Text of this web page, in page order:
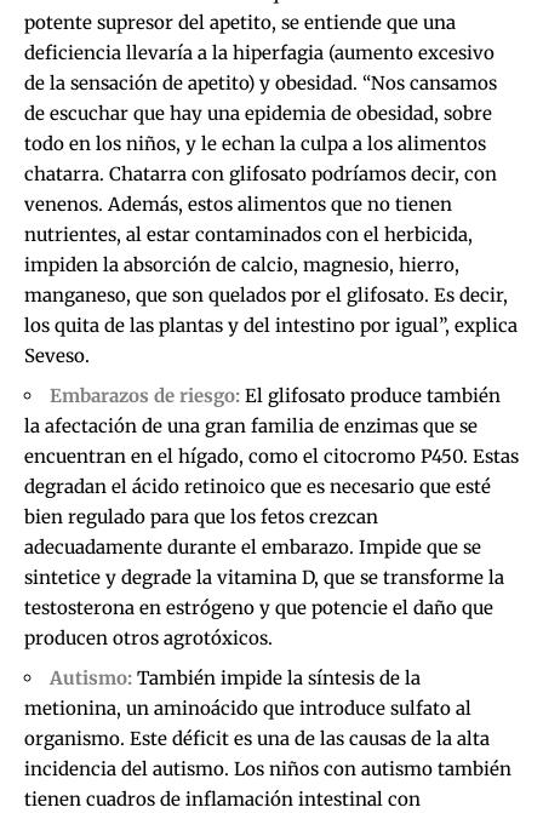
potente supresor del apetito, se entiende que una
deficiencia llevaría a la hiperfagia (aumento excesivo
de la sensación de apetito) y obesidad. “Nos cansamos
de escuchar que hay una epidemia de obesidad, sobre
todo en los niños, y le echan la culpa a los alimentos
chatarra. Chatarra con glifosato podríamos decir, con
venenos. Además, estos alimentos que no tienen
nutrientes, al estar contaminados con el herbicida,
impiden la absorción de calcio, magnesio, hierro,
manganeso, que son quelados por el glifosato. Es decir,
los quita de las plantas y del intestino por igual”, explica
Seveso.
Embarazos de riesgo: El glifosato produce también
la afectación de una gran familia de enzimas que se
encuentran en el hígado, como el citocromo P450. Estas
degradan el ácido retinoico que es necesario que esté
bien regulado para que los fetos crezcan
adecuadamente durante el embarazo. Impide que se
sintetice y degrade la vitamina D, que se transforme la
testosterona en estrógeno y que potencie el daño que
producen otros agrotóxicos.
Autismo: También impide la síntesis de la
metionina, un aminoácido que introduce sulfato al
organismo. Este déficit es una de las causas de la alta
incidencia del autismo. Los niños con autismo también
tienen cuadros de inflamación intestinal con